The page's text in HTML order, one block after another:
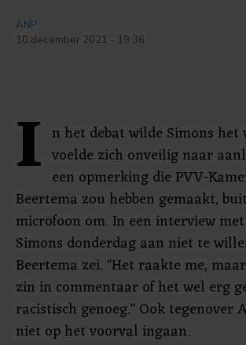
ANP
10 december 2021 - 19:36
I n het debat wilde Simons het
voelde zich onveilig naar
een opmerking die PVV-
Beertema zou hebben gemaakt,
microfoon om. In een interview
Simons donderdag aan niet te
Beertema zei. "Het raakte me,
zin in commentaar of het wel erg
racistisch genoeg." Ook tegenover
niet op het voorval ingaan.